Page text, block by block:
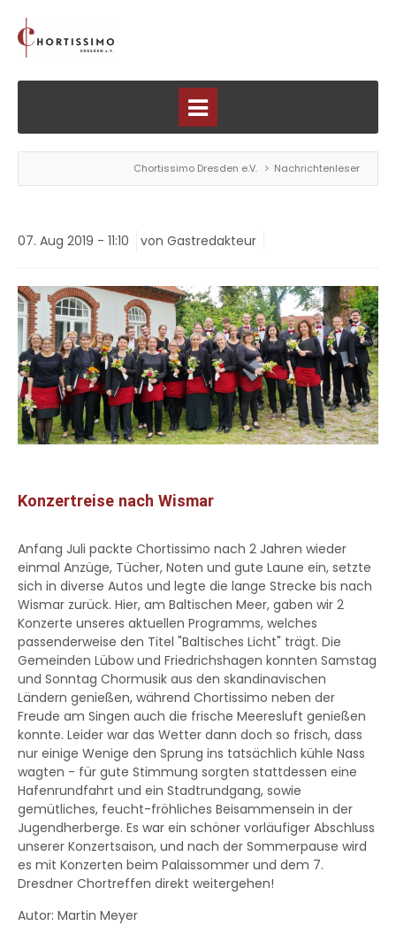
Chortissimo Dresden e.V. Nachrichtenleser
07. Aug 2019 - 11:10 von Gastredakteur
Konzertreise nach Wismar
Anfang Juli packte Chortissimo nach 2 Jahren wieder
einmal Anzüge, Tücher, Noten und gute Laune ein, setzte
sich in diverse Autos und legte die lange Strecke bis nach
Wismar zurück. Hier, am Baltischen Meer, gaben wir 2
Konzerte unseres aktuellen Programms, welches
passenderweise den Titel "Baltisches Licht" trägt. Die
Gemeinden Lübow und Friedrichshagen konnten Samstag
und Sonntag Chormusik aus den skandinavischen
Ländern genießen, während Chortissimo neben der
Freude am Singen auch die frische Meeresluft genießen
konnte. Leider war das Wetter dann doch so frisch, dass
nur einige Wenige den Sprung ins tatsächlich kühle Nass
wagten - für gute Stimmung sorgten stattdessen eine
Hafenrundfahrt und ein Stadtrundgang, sowie
gemütliches, feucht-fröhliches Beisammensein in der
Jugendherberge. Es war ein schöner vorläufiger Abschluss
unserer Konzertsaison, und nach der Sommerpause wird
es mit Konzerten beim Palaissommer und dem 7.
Dresdner Chortreffen direkt weitergehen!
Autor: Martin Meyer